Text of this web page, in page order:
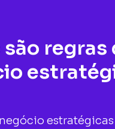
são regras